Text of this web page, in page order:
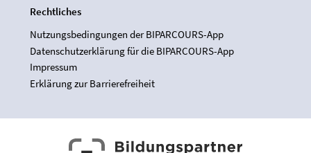
Rechtliches
Nutzungsbedingungen der BIPARCOURS-App
Datenschutzerklärung für die BIPARCOURS-App
Impressum
Erklärung zur Barrierefreiheit